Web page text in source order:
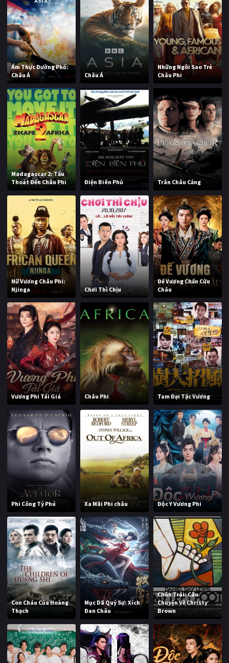
Ẩm Thực Đường Phố:
Châu Á
Châu Á
Những Ngôi Sao Trẻ
Châu Phi
Madagascar 2: Tẩu
Thoát Đến Châu Phi
Điện Biên Phủ Trân Châu Cảng
Nữ Vương Châu Phi:
Njinga
Chơi Thì Chịu
Đế Vương Chấn Cửu
Châu
Vương Phi Tái Giá Châu Phi Tam Đại Tặc Vương
Phi Công Tỷ Phú Xa Mãi Phi châu Độc Y Vương Phi
Con Cháu Của Hoàng
Thạch
Mục Dã Quỷ Sự: Xích
Đan Châu
Chân Trái: Câu
Chuyện Về Christy
Brown